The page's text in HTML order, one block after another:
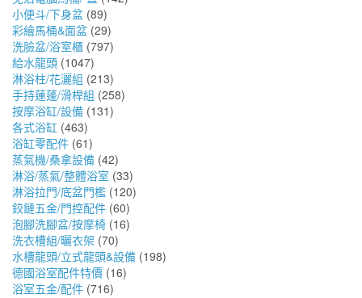
小便斗/下身盆 (89)
彩繪馬桶&面盆 (29)
洗臉盆/浴室櫃 (797)
給水龍頭 (1047)
淋浴柱/花灑組 (213)
手持蓮蓬/滑桿組 (258)
按摩浴缸/設備 (131)
各式浴缸 (463)
浴缸零配件 (61)
蒸氣機/桑拿設備 (42)
淋浴/蒸氣/整體浴室 (33)
淋浴拉門/底盆門檻 (120)
鉸鏈五金/門控配件 (60)
泡腳洗腳盆/按摩椅 (16)
洗衣槽組/曬衣架 (70)
水槽龍頭/立式龍頭&設備 (198)
德國浴室配件特價 (16)
浴室五金/配件 (716)